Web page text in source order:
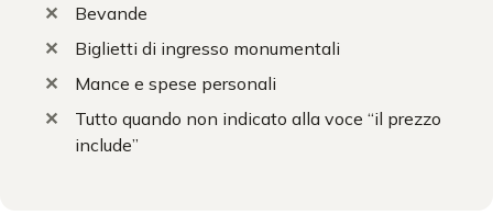
Bevande
Biglietti di ingresso monumentali
Mance e spese personali
Tutto quando non indicato alla voce “il prezzo
include”